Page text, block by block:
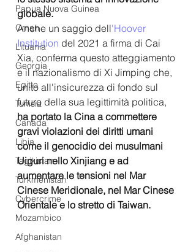
Papua Nuova Guinea
Oman
Lituania
Georgia
Egitto
Tunisia
Canada
Libia
Tagikistan
Turkmenistan
Cybercrime
Mozambico
Afghanistan
globale.
Anche un saggio dell'Hoover
Institution del 2021 a firma di Cai
Xia, conferma questo atteggiamento
e il nazionalismo di Xi Jimping che,
unito all'insicurezza di fondo sul
futuro della sua legittimità politica,
ha portato la Cina a commettere
gravi violazioni dei diritti umani
come il genocidio dei musulmani
Uiguri nello Xinjiang e ad
aumentare le tensioni nel Mar
Cinese Meridionale, nel Mar Cinese
Orientale e lo stretto di Taiwan.